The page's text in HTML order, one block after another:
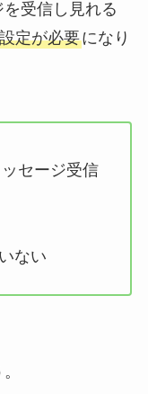
受信し見れる
定が必要になり
セージ受信
ない